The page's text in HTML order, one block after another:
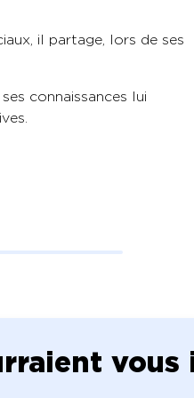
il partage, lors de ses
connaissances lui
vous